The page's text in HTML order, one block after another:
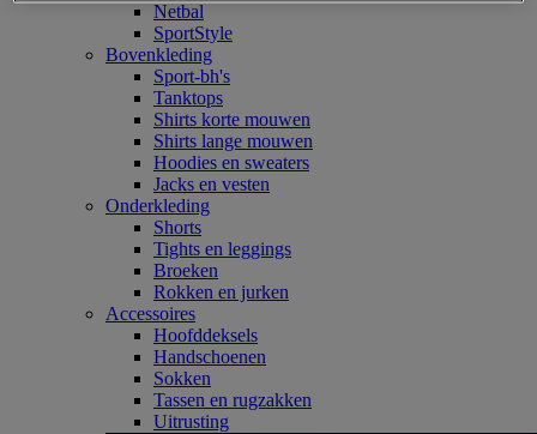
Netbal
SportStyle
Bovenkleding
Sport-bh's
Tanktops
Shirts korte mouwen
Shirts lange mouwen
Hoodies en sweaters
Jacks en vesten
Onderkleding
Shorts
Tights en leggings
Broeken
Rokken en jurken
Accessoires
Hoofddeksels
Handschoenen
Sokken
Tassen en rugzakken
Uitrusting